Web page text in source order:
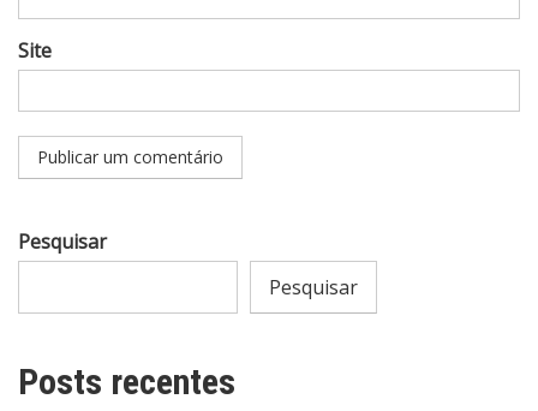
Site
Pesquisar
Pesquisar
Posts recentes